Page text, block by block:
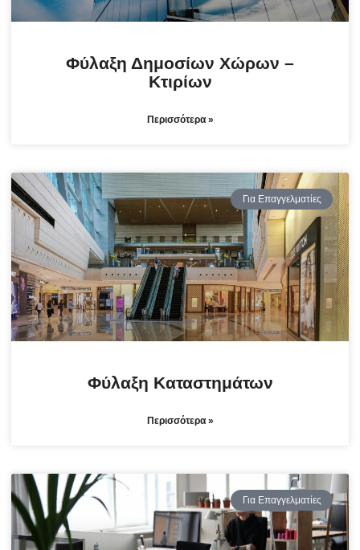
Φύλαξη Δημοσίων Χώρων –
Κτιρίων
Περισσότερα »
Για Επαγγελματίες
Φύλαξη Καταστημάτων
Περισσότερα »
Για Επαγγελματίες